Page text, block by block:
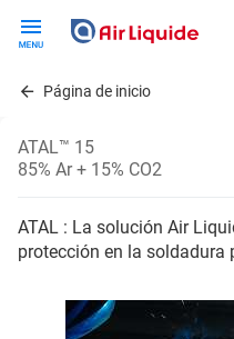
contentPágina de inicio
ATAL™ 15
85% Ar + 15% CO2
ATAL : La solución Air
protección en la soldadura